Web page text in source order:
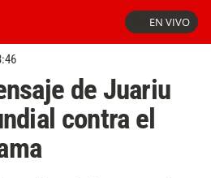
EN VIVO
de Juariu
contra el